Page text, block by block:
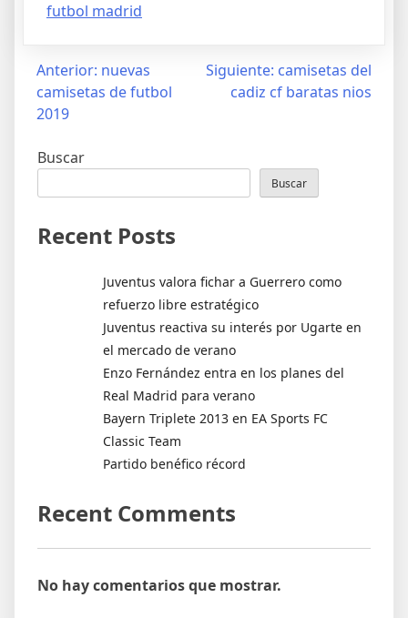
futbol madrid
Navegación
Anterior: nuevas
camisetas de futbol
2019
Siguiente: camisetas del
cadiz cf baratas nios
Buscar
Buscar
Recent Posts
Juventus valora fichar a Guerrero como
refuerzo libre estratégico
Juventus reactiva su interés por Ugarte en
el mercado de verano
Enzo Fernández entra en los planes del
Real Madrid para verano
Bayern Triplete 2013 en EA Sports FC
Classic Team
Partido benéfico récord
Recent Comments
No hay comentarios que mostrar.